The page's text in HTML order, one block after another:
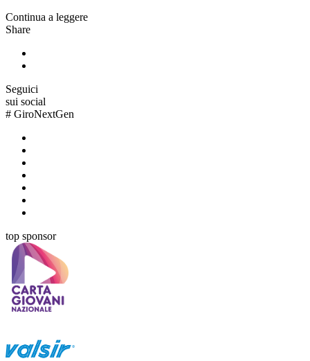
Continua a leggere
Share
Seguici
sui social
# GiroNextGen
top sponsor